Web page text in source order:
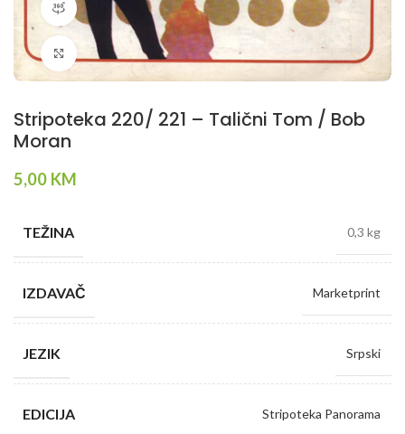
360 product view
Klikni da povečaš
Stripoteka 220/ 221 – Talični Tom / Bob
Moran
5,00 KM
TEŽINA 0,3 kg
IZDAVAČ Marketprint
JEZIK Srpski
EDICIJA Stripoteka Panorama